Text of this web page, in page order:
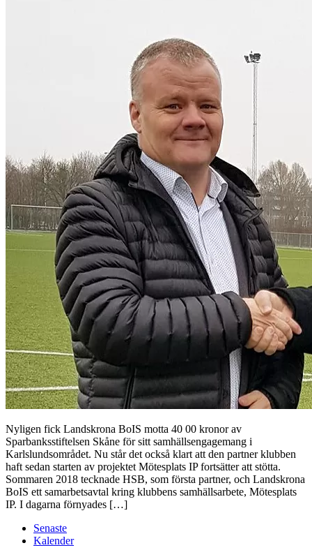
Nyligen fick Landskrona BoIS motta 40 00 kronor av
Sparbanksstiftelsen Skåne för sitt samhällsengagemang i
Karlslundsområdet. Nu står det också klart att den partner klubben
haft sedan starten av projektet Mötesplats IP fortsätter att stötta.
Sommaren 2018 tecknade HSB, som första partner, och Landskrona
BoIS ett samarbetsavtal kring klubbens samhällsarbete, Mötesplats
IP. I dagarna förnyades […]
Senaste
Kalender